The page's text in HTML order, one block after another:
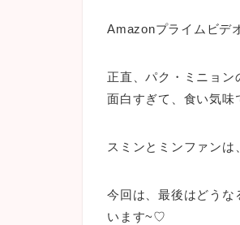
Amazonプライムビデ
正直、パク・ミニョ
面白すぎて、食い気味
スミンとミンファン
今回は、最後はどうな
います~♡